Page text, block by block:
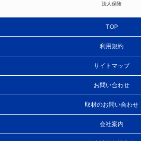
法人保険
TOP
利用規約
サイトマップ
お問い合わせ
取材のお問い合わせ
会社案内